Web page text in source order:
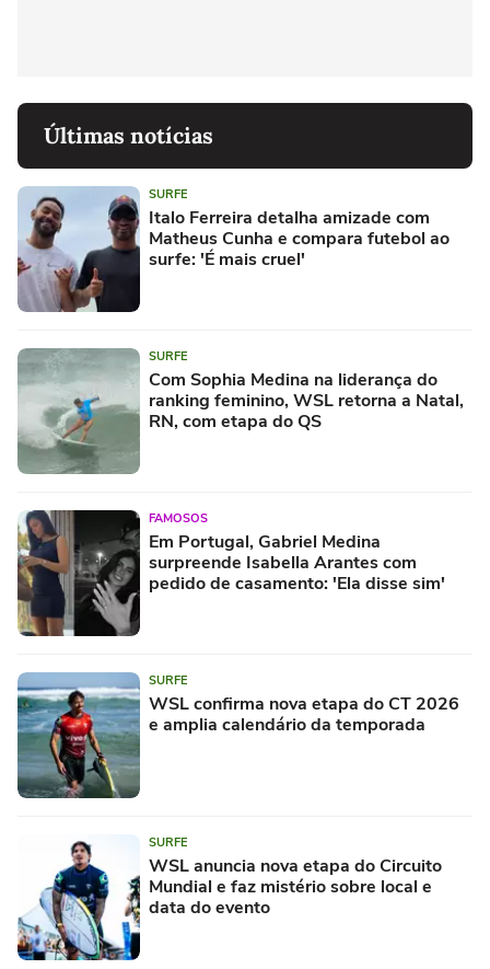
Últimas notícias
SURFE
Italo Ferreira detalha amizade com
Matheus Cunha e compara futebol ao
surfe: 'É mais cruel'
SURFE
Com Sophia Medina na liderança do
ranking feminino, WSL retorna a Natal,
RN, com etapa do QS
FAMOSOS
Em Portugal, Gabriel Medina
surpreende Isabella Arantes com
pedido de casamento: 'Ela disse sim'
SURFE
WSL confirma nova etapa do CT 2026
e amplia calendário da temporada
SURFE
WSL anuncia nova etapa do Circuito
Mundial e faz mistério sobre local e
data do evento